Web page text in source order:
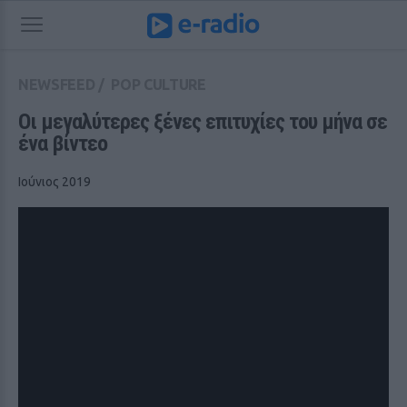
Οι μεγαλύτερες ξένες επιτυχίες του μήνα σε
ένα βίντεο
Ιούνιος 2019